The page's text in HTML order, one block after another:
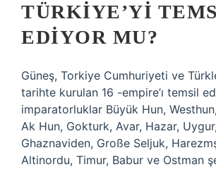
TÜRKIYE’YI
EDIYOR MU?
Güneş, Torkiye Cumhuriyeti ve
tarihte kurulan 16 -empire’ı temsil
imparatorluklar Büyük Hun,
Ak Hun, Gokturk, Avar, Hazar,
Ghaznaviden, Große Seljuk,
Altinordu, Timur, Babur ve Ostman